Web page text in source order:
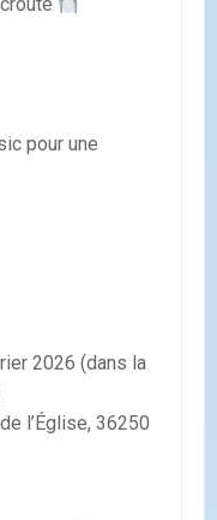
pour une
2026 (dans la
l’Église, 36250